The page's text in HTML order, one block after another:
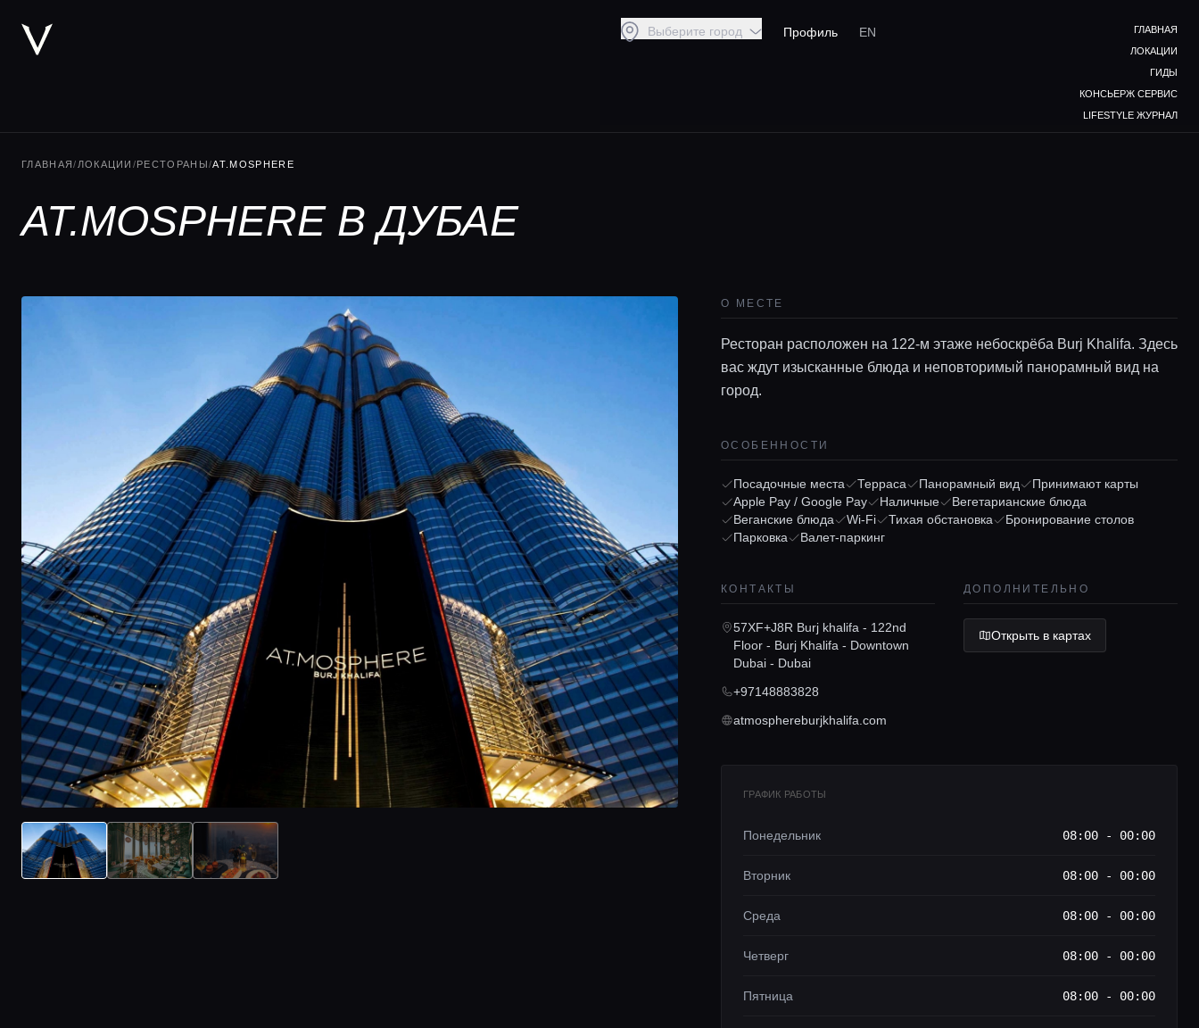
Выберите город Профиль EN
ГЛАВНАЯ
ЛОКАЦИИ
ГИДЫ
КОНСЬЕРЖ СЕРВИС
LIFESTYLE ЖУРНАЛ
ГЛАВНАЯ/ ЛОКАЦИИ /РЕСТОРАНЫ/AT.MOSPHERE
AT.MOSPHERE В ДУБАЕ
О МЕСТЕ
Ресторан расположен на 122-м этаже небоскрёба Burj Khalifa. Здесь
вас ждут изысканные блюда и неповторимый панорамный вид на
город.
ОСОБЕННОСТИ
Посадочные места Терраса Панорамный вид
Принимают карты
Apple Pay / Google Pay
Наличные
Вегетарианские блюда
Веганские блюда
Wi-Fi Тихая обстановка
Бронирование столов
Парковка
Валет-паркинг
КОНТАКТЫ
57XF+J8R Burj khalifa - 122nd
Floor - Burj Khalifa - Downtown
Dubai - Dubai
+97148883828
atmosphereburjkhalifa.com
ДОПОЛНИТЕЛЬНО
Открыть в картах
ГРАФИК РАБОТЫ
Понедельник 08:00 - 00:00
Вторник 08:00 - 00:00
Среда 08:00 - 00:00
Четверг 08:00 - 00:00
Пятница 08:00 - 00:00